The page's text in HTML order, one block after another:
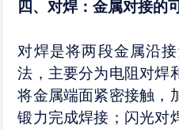
四、对焊：金属对接的
对焊是将两段金属沿
法，主要分为电阻对焊
将金属端面紧密接触，
锻力完成焊接；闪光对